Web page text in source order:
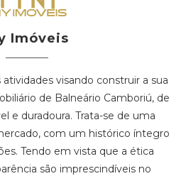
Imóveis
visando construir a sua
de Balneário Camboriú, de
e duradoura. Trata-se de uma
com um histórico íntegro
Tendo em vista que a ética
são imprescindíveis no